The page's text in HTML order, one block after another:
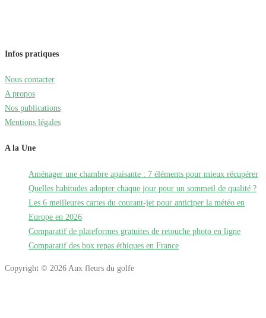
Infos pratiques
Nous contacter
A propos
Nos publications
Mentions légales
A la Une
Aménager une chambre apaisante : 7 éléments pour mieux récupérer
Quelles habitudes adopter chaque jour pour un sommeil de qualité ?
Les 6 meilleures cartes du courant-jet pour anticiper la météo en
Europe en 2026
Comparatif de plateformes gratuites de retouche photo en ligne
Comparatif des box repas éthiques en France
Copyright © 2026 Aux fleurs du golfe